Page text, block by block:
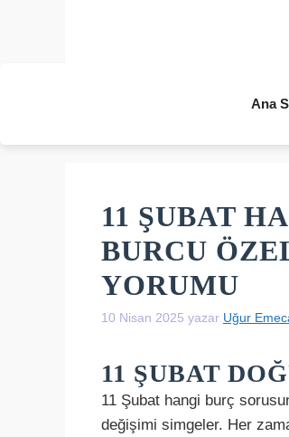
Ana
11 ŞUBAT
BURCU
YORUMU
10 Nisan 2025 yazar Uğur
11 ŞUBAT
11 Şubat hangi burç
değişimi simgeler. Her